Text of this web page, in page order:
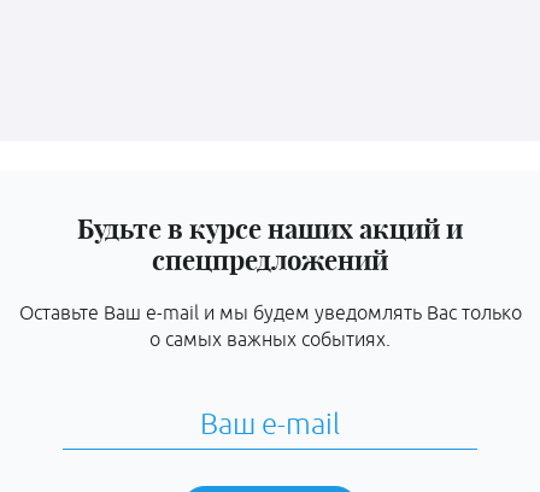
Будьте в курсе наших акций и
спецпредложений
Оставьте Ваш e-mail и мы будем уведомлять Вас только
о самых важных событиях.